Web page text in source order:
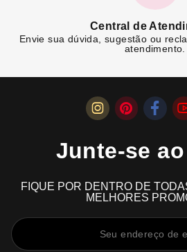
Central de
Envie sua dúvida, sugestão ou
atendimento.
Junte-se
FIQUE POR DENTRO DE
MELHORES